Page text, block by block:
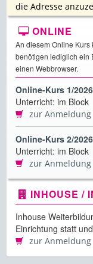
die Adresse
ONLINE
An diesem Online
benötigen lediglich ein
einen Webbrowser.
Online-Kurs 1/
Unterricht: im Block
zur Anmeldung
Online-Kurs 2/
Unterricht: im Block
zur Anmeldung
INHOUSE /
Inhouse
Einrichtung statt
zur Anmeldung